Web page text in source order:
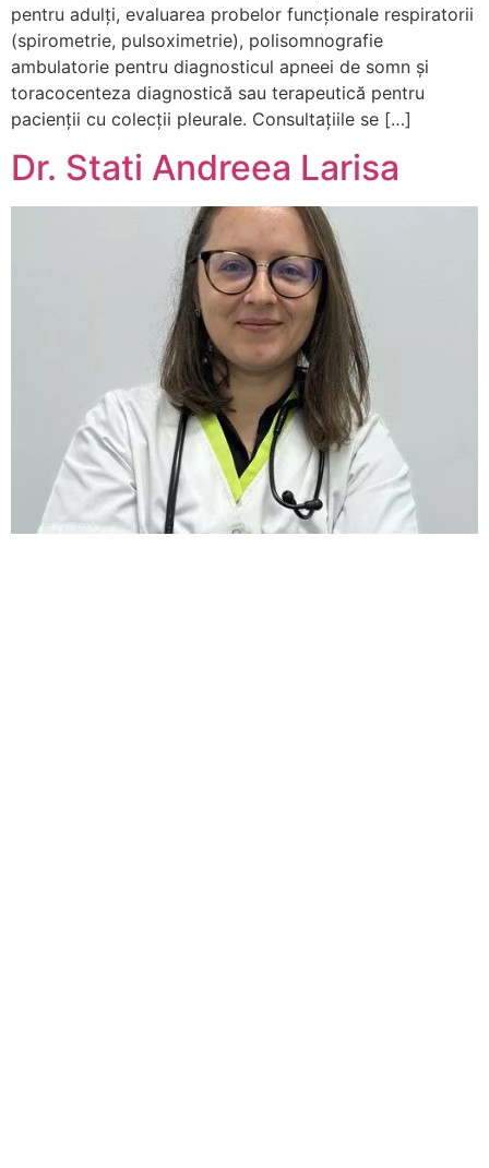
pentru adulți, evaluarea probelor funcționale respiratorii
(spirometrie, pulsoximetrie), polisomnografie
ambulatorie pentru diagnosticul apneei de somn și
toracocenteza diagnostică sau terapeutică pentru
pacienții cu colecții pleurale. Consultațiile se […]
Dr. Stati Andreea Larisa